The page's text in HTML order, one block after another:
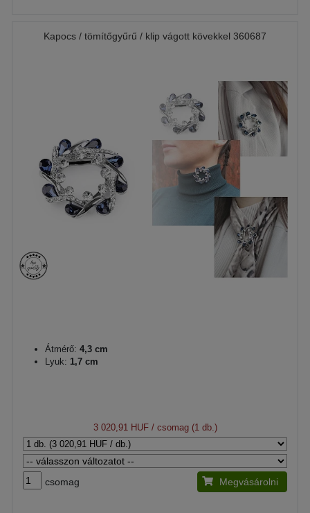
Kapocs / tömítőgyűrű / klip vágott kövekkel 360687
Átmérő: 4,3 cm
Lyuk: 1,7 cm
3 020,91 HUF/ csomag (1 db.)
csomag Megvásárolni